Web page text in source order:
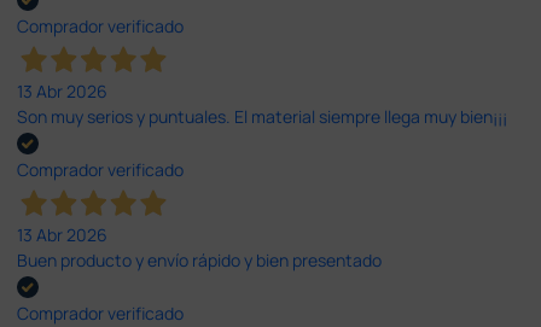
Comprador verificado
13 Abr 2026
Son muy serios y puntuales. El material siempre llega muy bien¡¡¡
Comprador verificado
13 Abr 2026
Buen producto y envío rápido y bien presentado
Comprador verificado